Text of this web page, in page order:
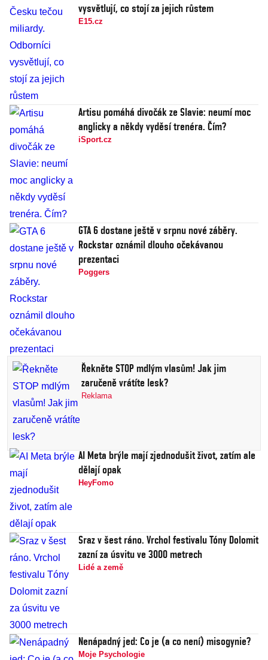
vysvětlují, co stojí za jejich růstem
E15.cz
Artisu pomáhá divočák ze Slavie: neumí moc
anglicky a někdy vyděsí trenéra. Čím?
iSport.cz
GTA 6 dostane ještě v srpnu nové záběry.
Rockstar oznámil dlouho očekávanou
prezentaci
Poggers
Řekněte STOP mdlým vlasům! Jak jim
zaručeně vrátíte lesk?
Reklama
AI Meta brýle mají zjednodušit život, zatím ale
dělají opak
HeyFomo
Sraz v šest ráno. Vrchol festivalu Tóny Dolomit
zazní za úsvitu ve 3000 metrech
Lidé a země
Nenápadný jed: Co je (a co není) misogynie?
Moje Psychologie